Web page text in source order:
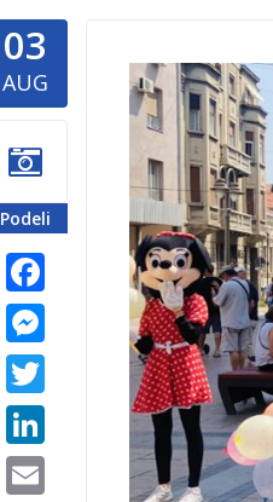
03
AUG
Podeli
Messenger
Nis-